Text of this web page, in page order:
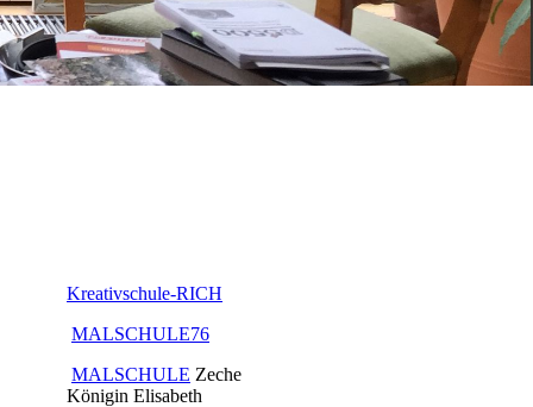
Kreativschule-RICH
MALSCHULE76
MALSCHULE Zeche
Königin Elisabeth